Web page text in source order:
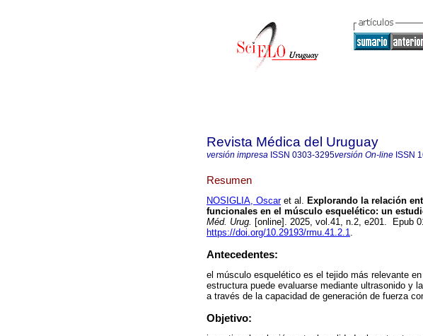
Revista Médica del Uruguay
versión impresa ISSN 0303-3295versión On-line ISSN
Resumen
NOSIGLIA, Oscaret al. Explorando la relación
funcionales en el músculo esquelético: un
Méd. Urug. [online]. 2025, vol.41, n.2, e201. Epub
https://doi.org/10.29193/rmu.41.2.1.
Antecedentes:
el músculo esquelético es el tejido más relevante
estructura puede evaluarse mediante ultrasonido y
a través de la capacidad de generación de fuerza
Objetivo: